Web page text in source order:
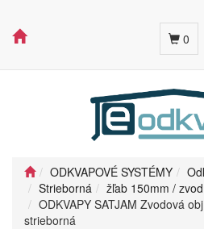
0
ODKVAPOVÉ SYSTÉMY
Strieborná
žľab 150mm /
ODKVAPY SATJAM Zvodová
strieborná